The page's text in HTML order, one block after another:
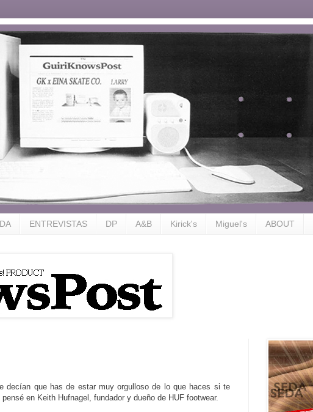
ENTREVISTAS DP A&B Kirick's Miguel's ABOUT
decían que has de estar muy orgulloso de lo que haces si te
en Keith Hufnagel, fundador y dueño de HUF footwear.